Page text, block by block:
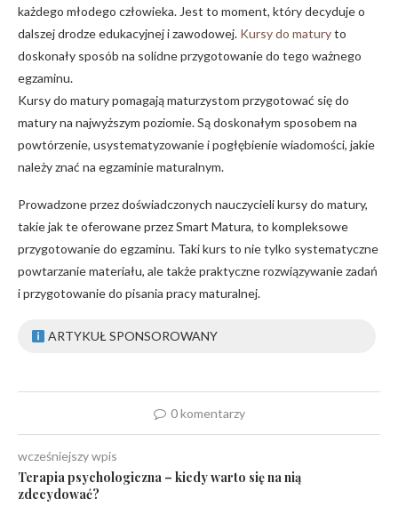
każdego młodego człowieka. Jest to moment, który decyduje o
dalszej drodze edukacyjnej i zawodowej. Kursy do maturyto
doskonały sposób na solidne przygotowanie do tego ważnego
egzaminu.
Kursy do matury pomagają maturzystom przygotować się do
matury na najwyższym poziomie. Są doskonałym sposobem na
powtórzenie, usystematyzowanie i pogłębienie wiadomości, jakie
należy znać na egzaminie maturalnym.
Prowadzone przez doświadczonych nauczycieli kursy do matury,
takie jak te oferowane przez Smart Matura, to kompleksowe
przygotowanie do egzaminu. Taki kurs to nie tylko systematyczne
powtarzanie materiału, ale także praktyczne rozwiązywanie zadań
i przygotowanie do pisania pracy maturalnej.
ARTYKUŁ SPONSOROWANY
0 komentarzy
wcześniejszy wpis
Terapia psychologiczna – kiedy warto się na nią
zdecydować?